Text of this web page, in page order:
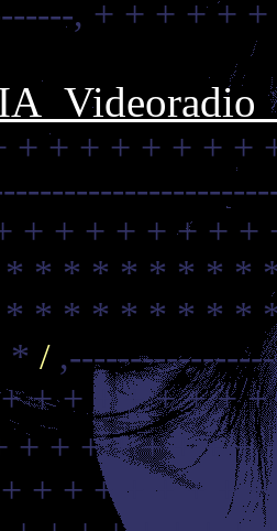
, + + + + +
+ + + + + + + +
+ + + + + + + +
* * * * * * * *
* * * * * * * *
* /
+ + + + + + +
+ + + + + + + +
+ + + + + + +